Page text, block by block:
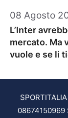
08 Agosto
L’Inter
mercato. Ma
vuole e se li
08674150969